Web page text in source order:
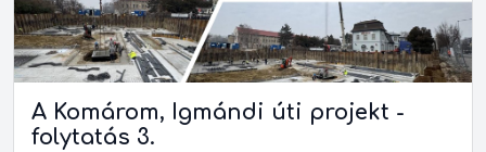
A Komárom, Igmándi úti projekt -
folytatás 3.